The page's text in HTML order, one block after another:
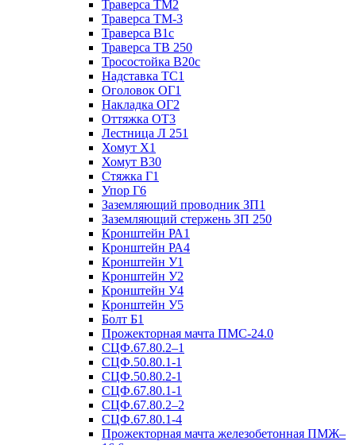
Траверса ТМ2
Траверса ТМ-3
Траверса В1с
Траверса ТВ 250
Тросостойка В20с
Надставка ТС1
Оголовок ОГ1
Накладка ОГ2
Оттяжка ОТ3
Лестница Л 251
Хомут Х1
Хомут В30
Стяжка Г1
Упор Г6
Заземляющий проводник ЗП1
Заземляющий стержень ЗП 250
Кронштейн РА1
Кронштейн РА4
Кронштейн У1
Кронштейн У2
Кронштейн У4
Кронштейн У5
Болт Б1
Прожекторная мачта ПМС-24.0
СЦФ.67.80.2–1
СЦФ.50.80.1-1
СЦФ.50.80.2-1
СЦФ.67.80.1-1
СЦФ.67.80.2–2
СЦФ.67.80.1-4
Прожекторная мачта железобетонная ПМЖ–